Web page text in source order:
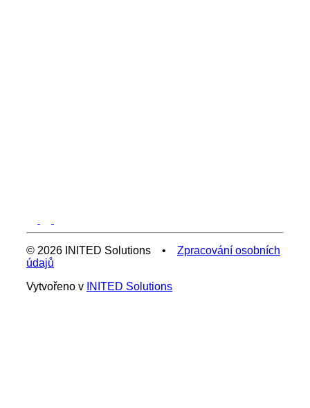
© 2026 INITED Solutions • Zpracování osobních
údajů
Vytvořeno v INITED Solutions